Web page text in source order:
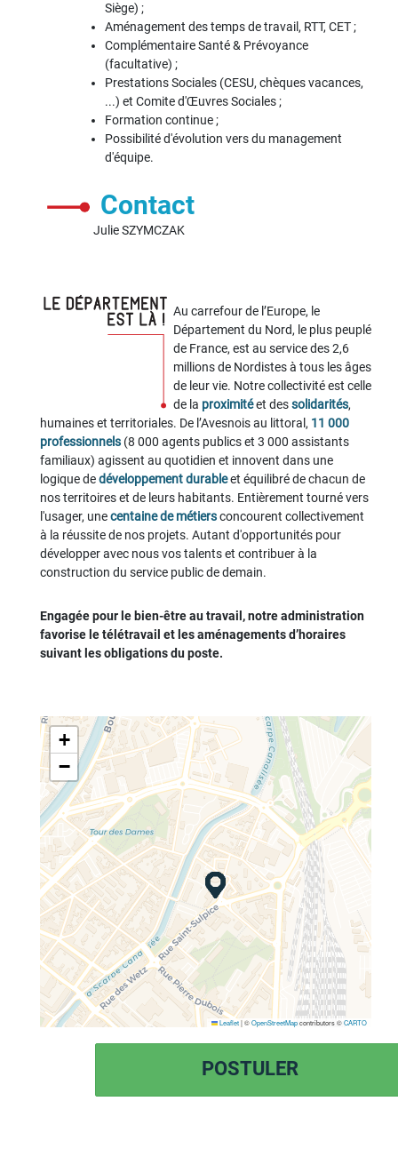
Siège) ;
Aménagement des temps de travail, RTT, CET ;
Complémentaire Santé & Prévoyance
(facultative) ;
Prestations Sociales (CESU, chèques vacances,
...) et Comite d'Œuvres Sociales ;
Formation continue ;
Possibilité d'évolution vers du management
d'équipe.
Contact
Julie SZYMCZAK
Au carrefour de l’Europe, le
Département du Nord, le plus peuplé
de France, est au service des 2,6
millions de Nordistes à tous les âges
de leur vie. Notre collectivité est celle
de la proximitéet dessolidarités,
humaines et territoriales. De l’Avesnois au littoral, 11 000
professionnels (8 000 agents publics et 3 000 assistants
familiaux) agissent au quotidien et innovent dans une
logique dedéveloppement durableet équilibré de chacun de
nos territoires et de leurs habitants. Entièrement tourné vers
l'usager, unecentaine de métiersconcourent collectivement
à la réussite de nos projets. Autant d'opportunités pour
développer avec nous vos talents et contribuer à la
construction du service public de demain.
Engagée pour le bien-être au travail, notre administration
favorise le télétravail et les aménagements d’horaires
suivant les obligations du poste.
+
−
Leaflet|©OpenStreetMapcontributors ©CARTO
POSTULER